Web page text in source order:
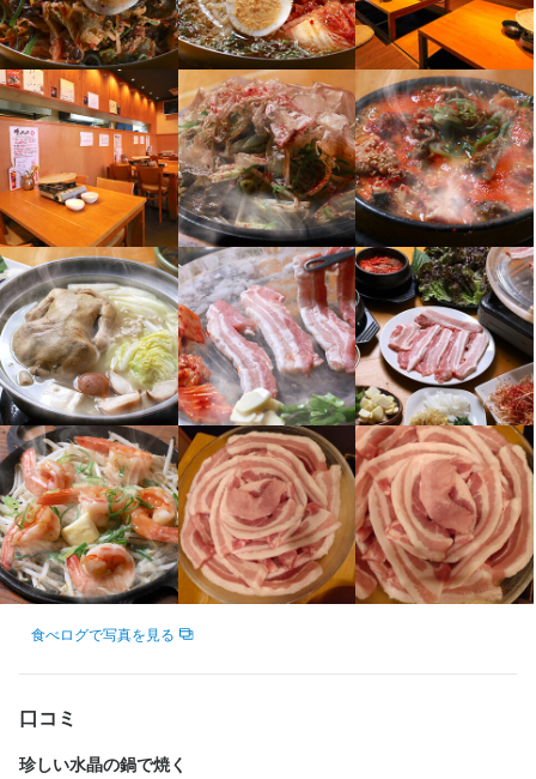
食べログで写真を見る
口コミ
珍しい水晶の鍋で焼く